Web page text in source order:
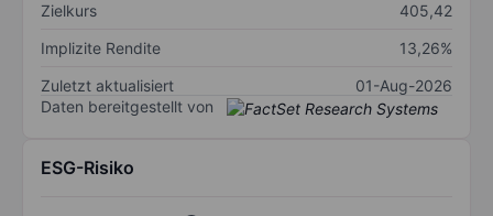
Zielkurs
405,42
Implizite Rendite
13,26%
Zuletzt aktualisiert
01-Aug-2026
Daten bereitgestellt von
ESG-Risiko